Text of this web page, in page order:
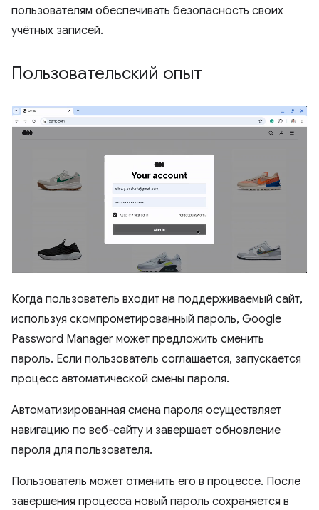
пользователям обеспечивать безопасность своих
учётных записей.
Пользовательский опыт
Когда пользователь входит на поддерживаемый сайт,
используя скомпрометированный пароль, Google
Password Manager может предложить сменить
пароль. Если пользователь соглашается, запускается
процесс автоматической смены пароля.
Автоматизированная смена пароля осуществляет
навигацию по веб-сайту и завершает обновление
пароля для пользователя.
Пользователь может отменить его в процессе. После
завершения процесса новый пароль сохраняется в